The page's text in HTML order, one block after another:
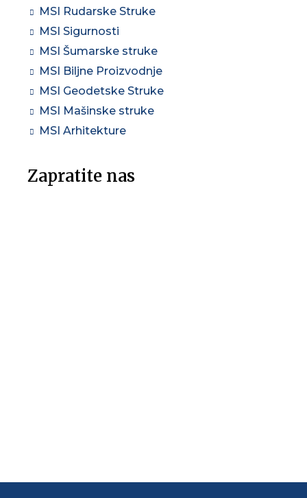
MSI Rudarske Struke
MSI Sigurnosti
MSI Šumarske struke
MSI Biljne Proizvodnje
MSI Geodetske Struke
MSI Mašinske struke
MSI Arhitekture
Zapratite nas